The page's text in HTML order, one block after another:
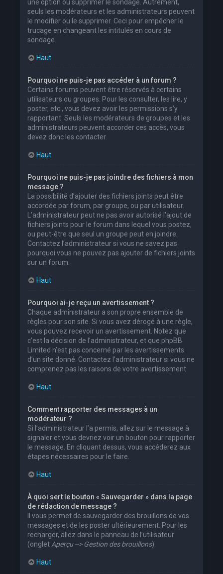
une option ou supprimer le sondage. Autrement,
seuls les modérateurs et les administrateurs peuvent
le modifier ou le supprimer. Ceci pour empêcher le
trucage en changeant les intitulés en cours de
sondage.
Haut
Pourquoi ne puis-je pas accéder à un forum ?
Certains forums peuvent être réservés à certains
utilisateurs ou groupes. Pour les consulter, les lire, y
poster, etc., vous devez avoir les permissions s’y
rapportant. Seuls les modérateurs de groupes et les
administrateurs peuvent accorder ces accès, vous
devez donc les contacter.
Haut
Pourquoi ne puis-je pas joindre des fichiers à mon
message ?
La possibilité d’ajouter des fichiers joints peut être
accordée par forum, par groupe, ou par utilisateur.
L’administrateur peut ne pas avoir autorisé l’ajout de
fichiers joints pour le forum dans lequel vous postez,
ou peut-être que seul un groupe peut en joindre.
Contactez l’administrateur si vous ne savez pas
pourquoi vous ne pouvez pas ajouter de fichiers joints
sur un forum.
Haut
Pourquoi ai-je reçu un avertissement ?
Chaque administrateur a son propre ensemble de
règles pour son site. Si vous avez dérogé à une règle,
vous pouvez recevoir un avertissement. Notez que
c’est la décision de l’administrateur, et que phpBB
Limited n’est pas concerné par les avertissements
d’un site donné. Contactez l’administrateur si vous ne
comprenez pas les raisons de votre avertissement.
Haut
Comment rapporter des messages à un
modérateur ?
Si l’administrateur l’a permis, allez sur le message à
signaler et vous devriez voir un bouton pour rapporter
le message. En cliquant dessus, vous accéderez aux
étapes nécessaires pour le faire.
Haut
À quoi sert le bouton « Sauvegarder » dans la page
de rédaction de message ?
Il vous permet de sauvegarder des brouillons de vos
messages et de les poster ultérieurement. Pour les
recharger, allez dans le panneau de l’utilisateur
(onglet Aperçu --> Gestion des brouillons).
Haut